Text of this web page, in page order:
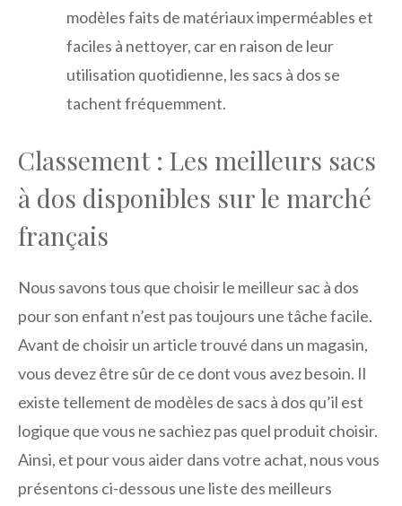
modèles faits de matériaux imperméables et
faciles à nettoyer, car en raison de leur
utilisation quotidienne, les sacs à dos se
tachent fréquemment.
Classement : Les meilleurs sacs
à dos disponibles sur le marché
français
Nous savons tous que choisir le meilleur sac à dos
pour son enfant n’est pas toujours une tâche facile.
Avant de choisir un article trouvé dans un magasin,
vous devez être sûr de ce dont vous avez besoin. Il
existe tellement de modèles de sacs à dos qu’il est
logique que vous ne sachiez pas quel produit choisir.
Ainsi, et pour vous aider dans votre achat, nous vous
présentons ci-dessous une liste des meilleurs